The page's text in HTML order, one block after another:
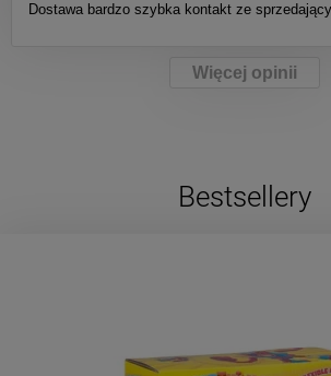
Dostawa bardzo szybka kontakt ze
Więcej opinii
Bestsellery